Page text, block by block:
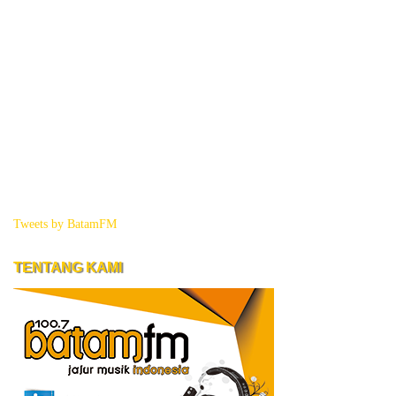
Tweets by BatamFM
TENTANG KAMI